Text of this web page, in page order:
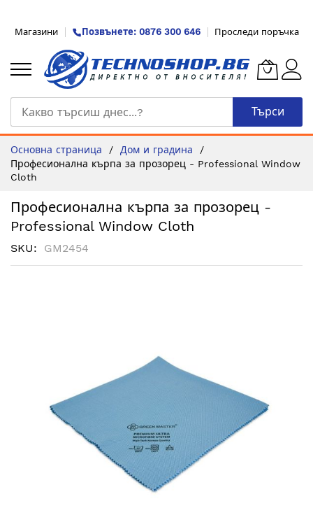
към
съдържанието
Магазини Позвънете: 0876 300 646 Проследи поръчка
Търси
Основна страница
Дом и градина
Професионална кърпа за прозорец - Professional Window
Cloth
Професионална кърпа за прозорец -
Professional Window Cloth
SKU GM2454